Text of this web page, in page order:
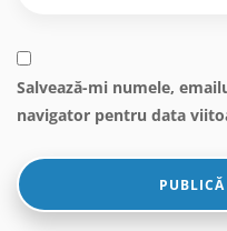
Salvează-mi numele,
navigator pentru data